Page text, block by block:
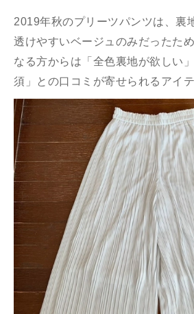
2019年秋のプリーツパンツは、裏
透けやすいベージュのみだったた
なる方からは「全色裏地が欲しい
須」との口コミが寄せられるアイテ